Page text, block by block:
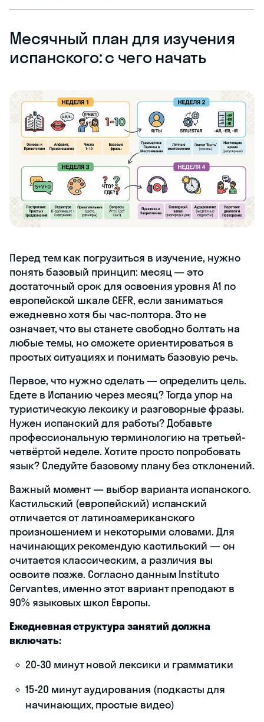
Месячный план для изучения
испанского: с чего начать
Перед тем как погрузиться в изучение, нужно
понять базовый принцип: месяц — это
достаточный срок для освоения уровня A1 по
европейской шкале CEFR, если заниматься
ежедневно хотя бы час-полтора. Это не
означает, что вы станете свободно болтать на
любые темы, но сможете ориентироваться в
простых ситуациях и понимать базовую речь.
Первое, что нужно сделать — определить цель.
Едете в Испанию через месяц? Тогда упор на
туристическую лексику и разговорные фразы.
Нужен испанский для работы? Добавьте
профессиональную терминологию на третьей-
четвёртой неделе. Хотите просто попробовать
язык? Следуйте базовому плану без отклонений.
Важный момент — выбор варианта испанского.
Кастильский (европейский) испанский
отличается от латиноамериканского
произношением и некоторыми словами. Для
начинающих рекомендую кастильский — он
считается классическим, а различия вы
освоите позже. Согласно данным Instituto
Cervantes, именно этот вариант преподают в
90% языковых школ Европы.
Ежедневная структура занятий должна
включать:
20-30 минут новой лексики и грамматики
15-20 минут аудирования (подкасты для
начинающих, простые видео)